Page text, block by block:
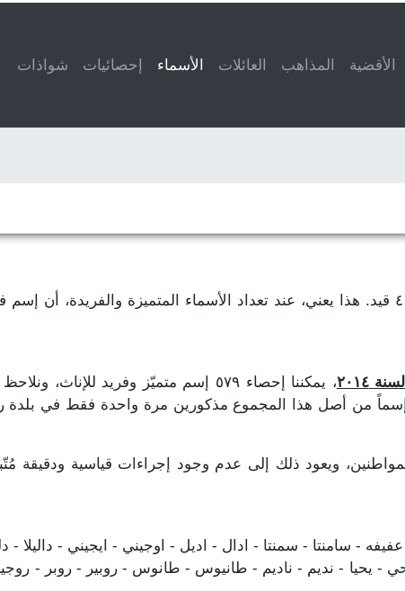
الأقضية المذاهب العائلات الأسماء إحصائيات شواذات
لنفترض أن إسم فاطمة مذكور في ٥٠ قيد وإسم ماري مذكور في ٤٠ قيد. هذا يعني، عند تعداد الأسماء
٢٠١٤
المجموع مذكورين مرة واحدة فقط و ٣٨٠ للذكور، ونلاحظ أن ٢٦٣ إسماً من أصل هذا المجموع مذكورين مرة
ويعود ذلك إلى عدم وجود إجراءات قياسية ودقيقة
سامنتا - سمنتا - ادال - اديل - اوجيني - ايجيني - داليلا -
يحيا - نديم - ناديم - طانيوس - طانوس - روبير - روبر -